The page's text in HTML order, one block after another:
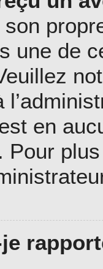
une de
en
Pour